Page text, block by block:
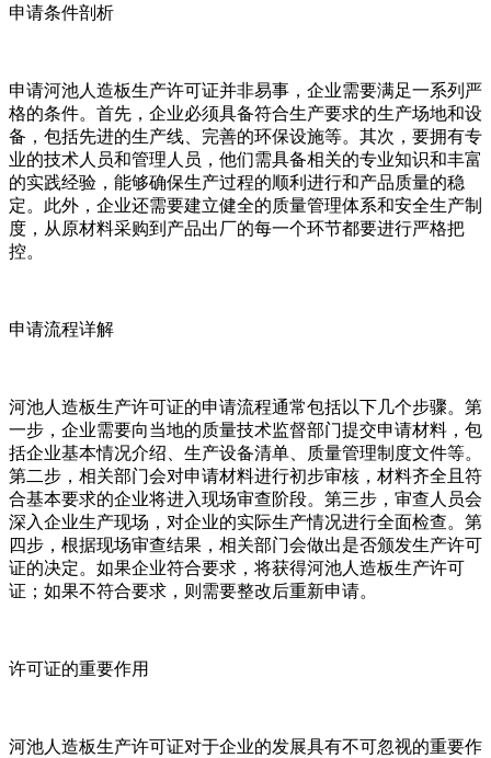
申请条件剖析
申请河池人造板生产许可证并非易事，企业需要满足一系列严
格的条件。首先，企业必须具备符合生产要求的生产场地和设
备，包括先进的生产线、完善的环保设施等。其次，要拥有专
业的技术人员和管理人员，他们需具备相关的专业知识和丰富
的实践经验，能够确保生产过程的顺利进行和产品质量的稳
定。此外，企业还需要建立健全的质量管理体系和安全生产制
度，从原材料采购到产品出厂的每一个环节都要进行严格把
控。
申请流程详解
河池人造板生产许可证的申请流程通常包括以下几个步骤。第
一步，企业需要向当地的质量技术监督部门提交申请材料，包
括企业基本情况介绍、生产设备清单、质量管理制度文件等。
第二步，相关部门会对申请材料进行初步审核，材料齐全且符
合基本要求的企业将进入现场审查阶段。第三步，审查人员会
深入企业生产现场，对企业的实际生产情况进行全面检查。第
四步，根据现场审查结果，相关部门会做出是否颁发生产许可
证的决定。如果企业符合要求，将获得河池人造板生产许可
证；如果不符合要求，则需要整改后重新申请。
许可证的重要作用
河池人造板生产许可证对于企业的发展具有不可忽视的重要作